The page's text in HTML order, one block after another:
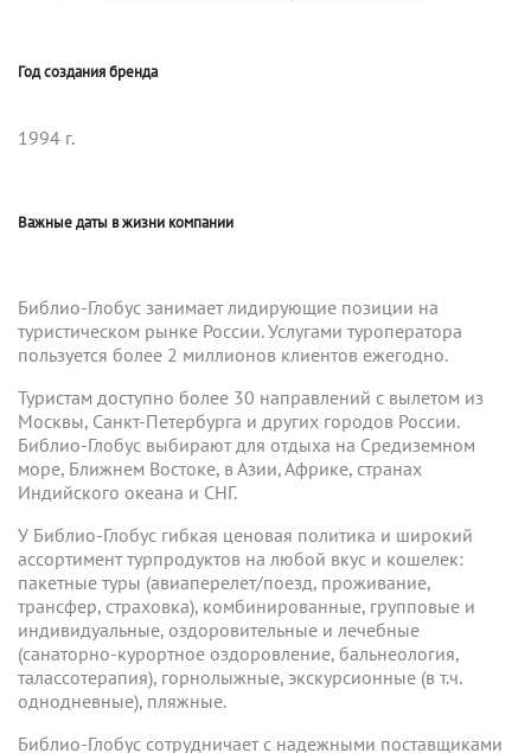
Год создания бренда
1994 г.
Важные даты в жизни компании
Библио-Глобус занимает лидирующие позиции на
туристическом рынке России. Услугами туроператора
пользуется более 2 миллионов клиентов ежегодно.
Туристам доступно более 30 направлений с вылетом из
Москвы, Санкт-Петербурга и других городов России.
Библио-Глобус выбирают для отдыха на Средиземном
море, Ближнем Востоке, в Азии, Африке, странах
Индийского океана и СНГ.
У Библио-Глобус гибкая ценовая политика и широкий
ассортимент турпродуктов на любой вкус и кошелек:
пакетные туры (авиаперелет/поезд, проживание,
трансфер, страховка), комбинированные, групповые и
индивидуальные, оздоровительные и лечебные
(санаторно-курортное оздоровление, бальнеология,
талассотерапия), горнолыжные, экскурсионные (в т.ч.
однодневные), пляжные.
Библио-Глобус сотрудничает с надежными поставщиками